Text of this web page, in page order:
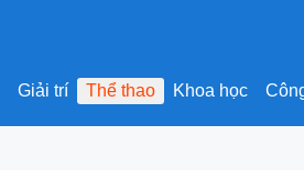
Giải trí Thể thao Khoa học